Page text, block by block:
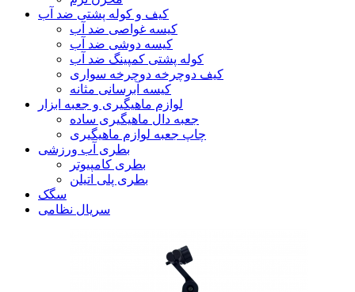
کیف و کوله پشتی ضد آب
کیسه غواصی ضد آب
کیسه دوشی ضد آب
کوله پشتی کمپینگ ضد آب
کیف دوچرخه دوچرخه سواری
کیسه آبرسانی مثانه
لوازم ماهیگیری و جعبه ابزار
جعبه دال ماهیگیری ساده
چاپ جعبه لوازم ماهیگیری
بطری آب ورزشی
بطری کامپیوتر
بطری پلی اتیلن
سگک
سریال نظامی